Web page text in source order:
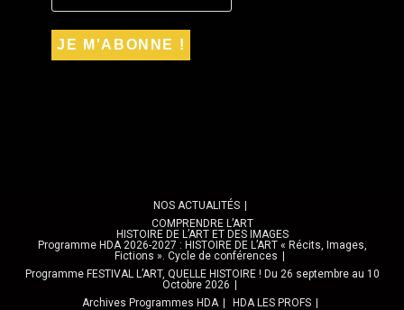
NOS ACTUALITÉS
COMPRENDRE L’ART
HISTOIRE DE L’ART ET DES IMAGES
Programme HDA 2026-2027 : HISTOIRE DE L’ART « Récits, Images,
Fictions ». Cycle de conférences
Programme FESTIVAL L’ART, QUELLE HISTOIRE ! Du 26 septembre au 10
Octobre 2026
Archives Programmes HDA
HDA LES PROFS